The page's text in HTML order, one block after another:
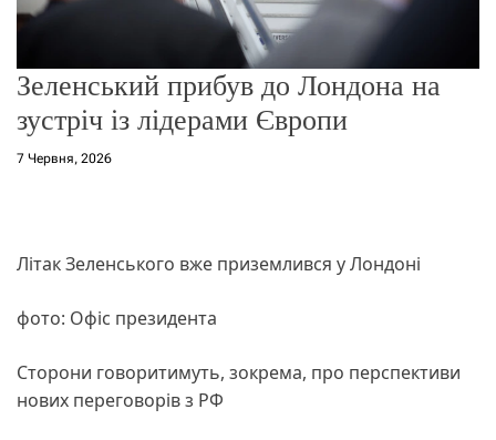
Зеленський прибув до Лондона на
зустріч із лідерами Європи
7 Червня, 2026
Літак Зеленського вже приземлився у Лондоні
фото: Офіс президента
Сторони говоритимуть, зокрема, про перспективи
нових переговорів з РФ